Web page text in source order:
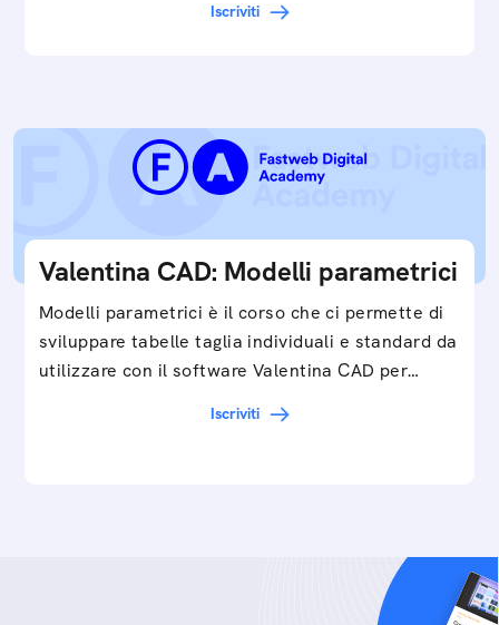
Iscriviti
Valentina CAD: Modelli parametrici
Modelli parametrici è il corso che ci permette di
sviluppare tabelle taglia individuali e standard da
utilizzare con il software Valentina CAD per…
Iscriviti